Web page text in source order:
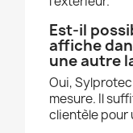
Est-il
affiche
une autre
Oui,
mesure. Il
clientèle pour